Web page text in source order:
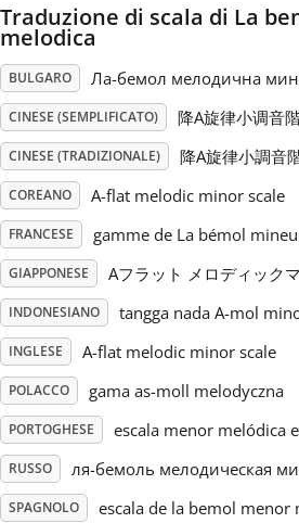
Português
Русский
Svenska
Tiếng Việt
Türkçe
Українська
简体中文
繁體中文
Traduzione di scala di La
melodica
BULGARO Ла-бемол мелодична
CINESE (SEMPLIFICATO) 降A旋律小调音
CINESE (TRADIZIONALE) 降A旋律小調音
COREANO A-flat melodic minor scale
FRANCESE gamme de La bémol
GIAPPONESE Aフラット メロディック
INDONESIANO tangga nada A-mol
INGLESE A-flat melodic minor scale
POLACCO gama as-moll melodyczna
PORTOGHESE escala menor melódica
RUSSO ля-бемоль мелодическая
SPAGNOLO escala de la bemol menor